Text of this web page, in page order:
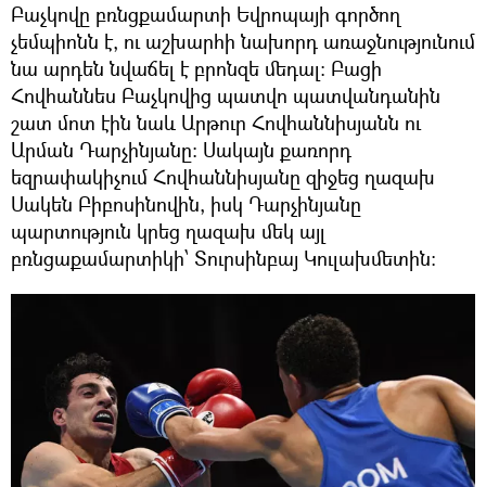
Բաչկովը բռնցքամարտի Եվրոպայի գործող
չեմպիոնն է, ու աշխարհի նախորդ առաջնությունում
նա արդեն նվաճել է բրոնզե մեդալ: Բացի
Հովհաննես Բաչկովից պատվո պատվանդանին
շատ մոտ էին նաև Արթուր Հովհաննիսյանն ու
Արման Դարչինյանը: Սակայն քառորդ
եզրափակիչում Հովհաննիսյանը զիջեց ղազախ
Սակեն Բիբոսինովին, իսկ Դարչինյանը
պարտություն կրեց ղազախ մեկ այլ
բռնցաքամարտիկի՝ Տուրսինբայ Կուլախմետին: